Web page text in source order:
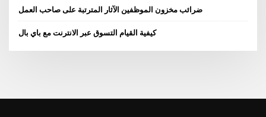
ضرائب مخزون الموظفين الآثار المترتبة على صاحب العمل
كيفية القيام التسوق عبر الانترنت مع باي بال